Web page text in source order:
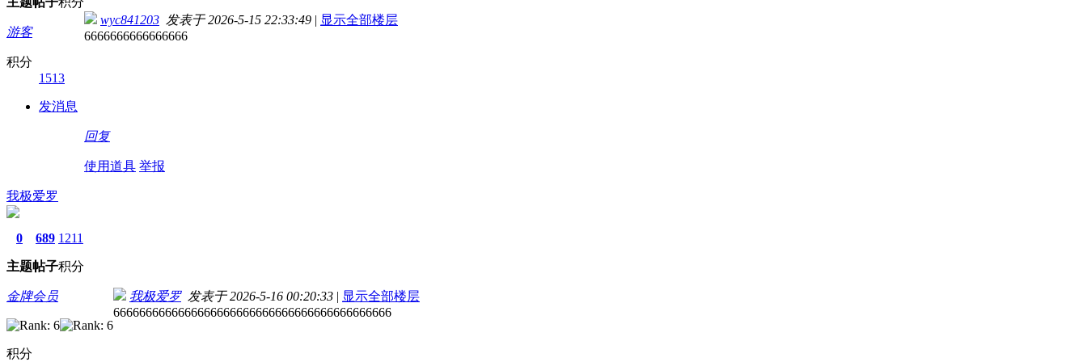
游客
积分
1513
发消息
wyc841203 发表于 2026-5-15 22:33:49 | 显示全部楼层
6666666666666666
回复
使用道具 举报
我极爱罗
0
主题
689
帖子
1211
积分
金牌会员
积分
我极爱罗发表于 2026-5-16 00:20:33 | 显示全部楼层
6666666666666666666666666666666666666666666